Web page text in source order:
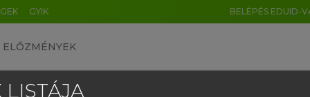
GYIK BELÉPÉS EDUID-
ELŐZMÉNYEK
LISTÁJA